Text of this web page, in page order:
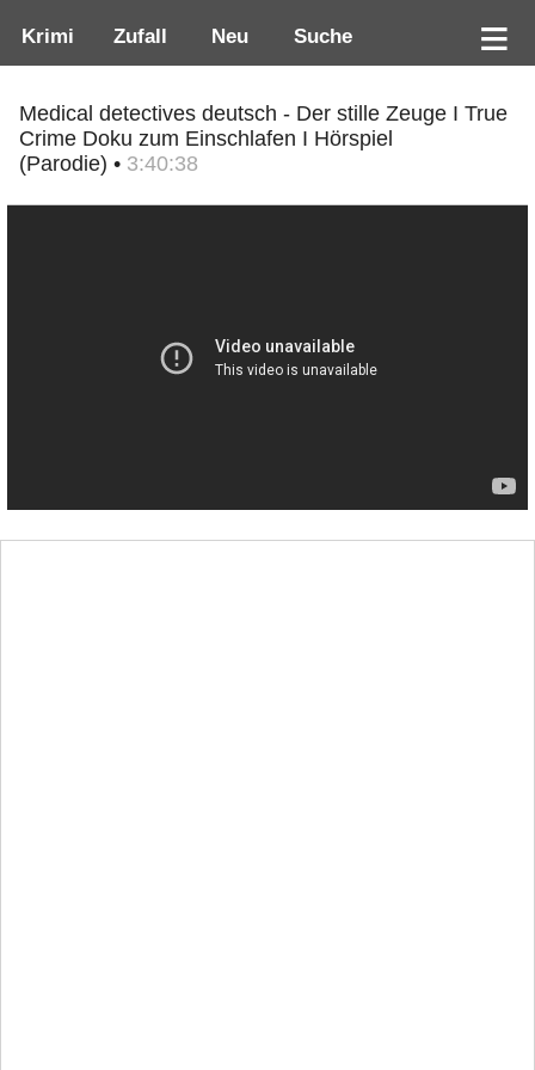
Krimi Zufall Neu Suche
Medical detectives deutsch - Der stille Zeuge I True
Crime Doku zum Einschlafen I Hörspiel
(Parodie) • 3:40:38